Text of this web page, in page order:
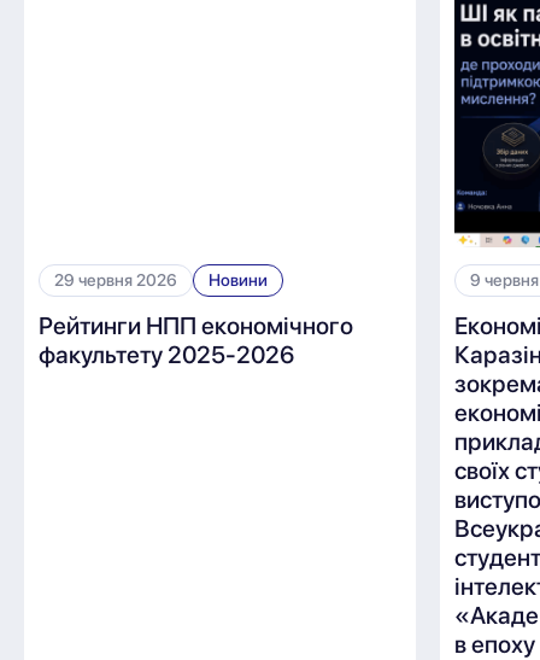
29 червня 2026 Новини
Рейтинги НПП економічного
факультету 2025-2026
9
своїх
в